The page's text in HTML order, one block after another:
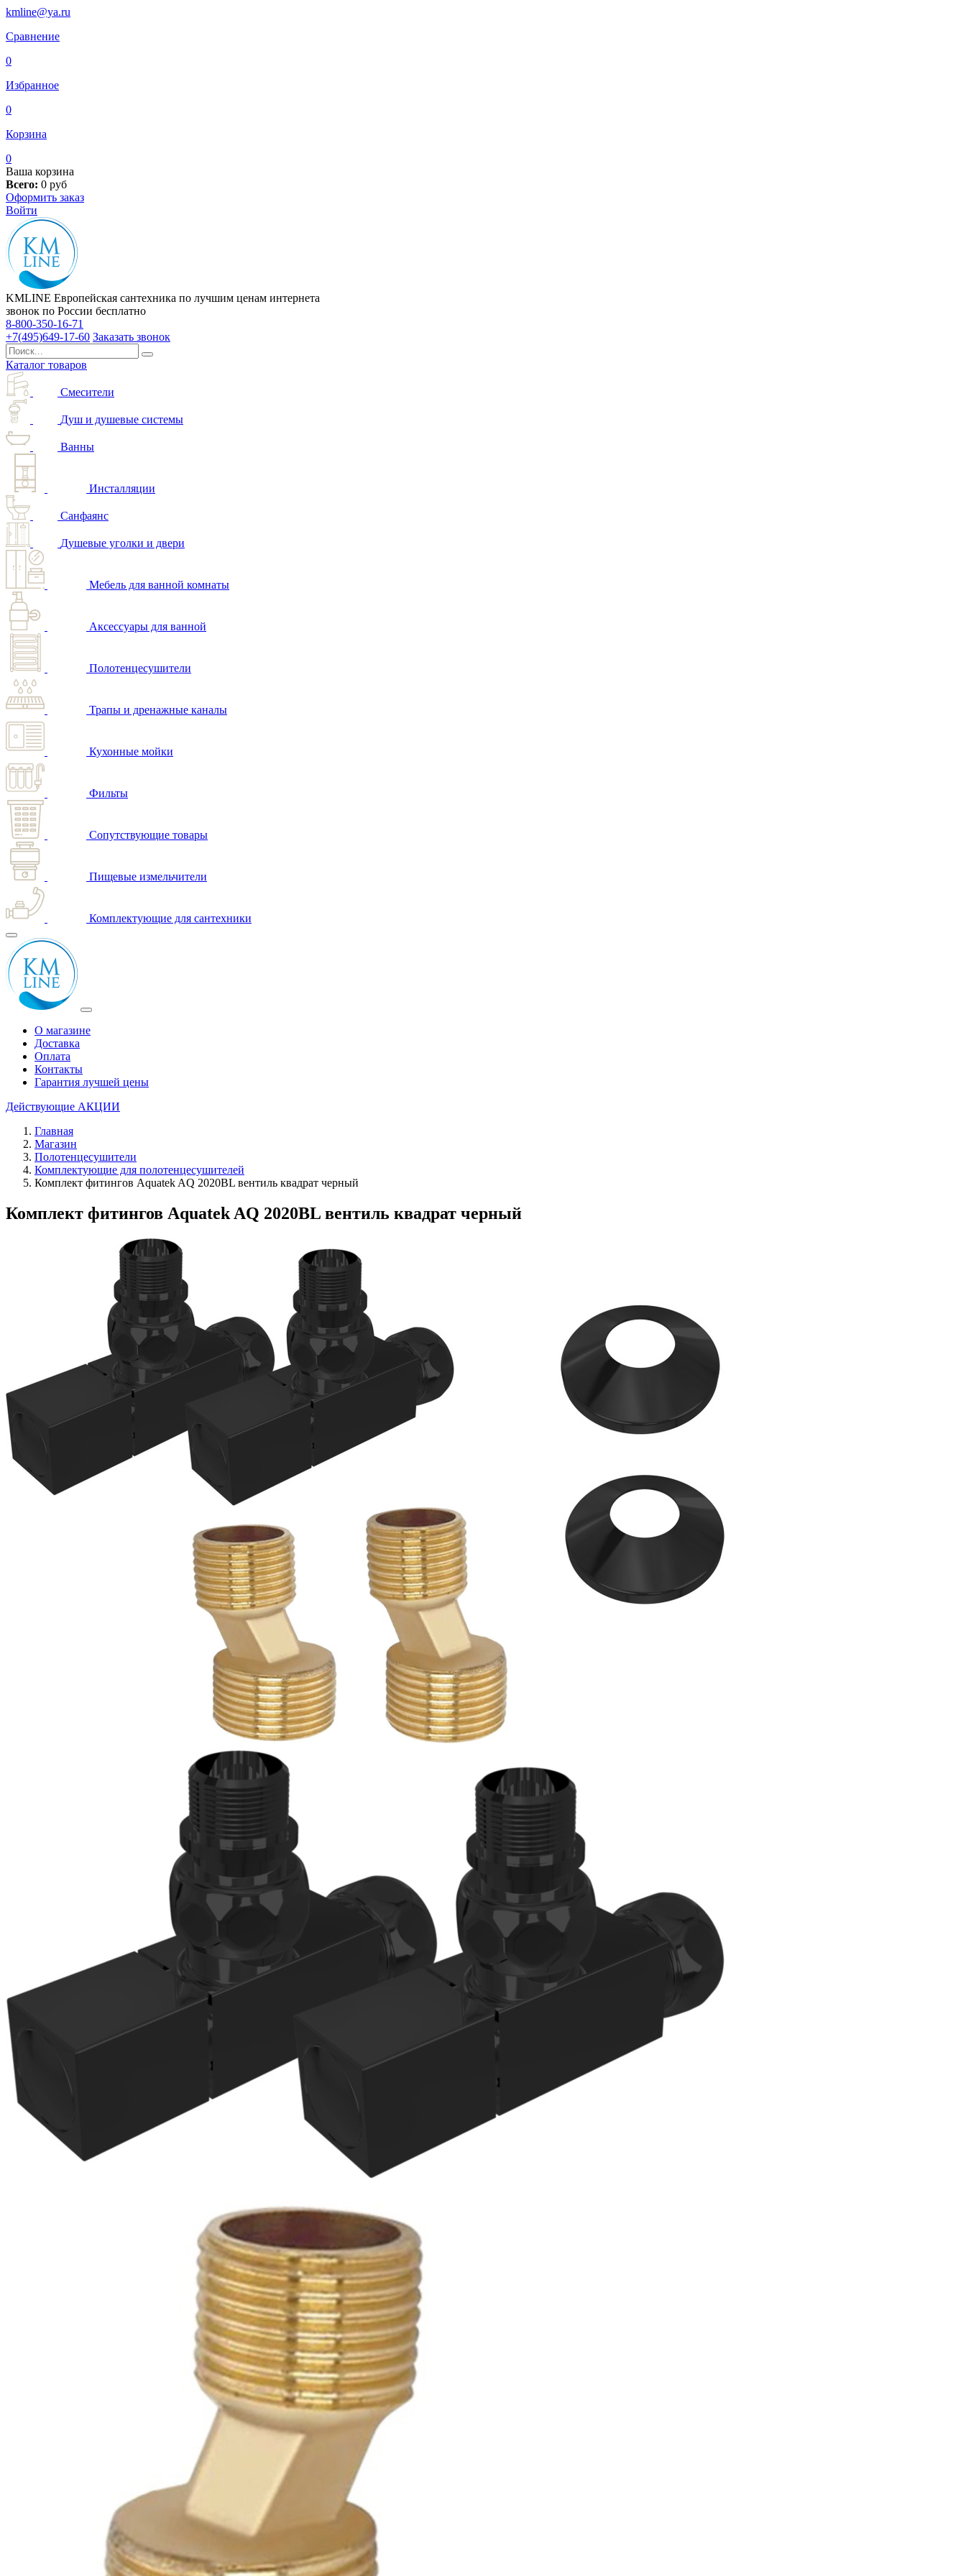
kmline@ya.ru
Сравнение
0
Избранное
0
Корзина
0
Ваша корзина
Всего: 0 руб
Оформить заказ
Войти
KMLINE Европейская сантехника по лучшим ценам интернета
звонок по России бесплатно
8-800-350-16-71
+7(495)649-17-60 Заказать звонок
Каталог товаров
Смесители
Душ и душевые системы
Ванны
Инсталляции
Санфаянс
Душевые уголки и двери
Мебель для ванной комнаты
Аксессуары для ванной
Полотенцесушители
Трапы и дренажные каналы
Кухонные мойки
Фильты
Сопутствующие товары
Пищевые измельчители
Комплектующие для сантехники
О магазине
Доставка
Оплата
Контакты
Гарантия лучшей цены
Действующие АКЦИИ
Главная
Магазин
Полотенцесушители
Комплектующие для полотенцесушителей
Комплект фитингов Aquatek AQ 2020BL вентиль квадрат черный
Комплект фитингов Aquatek AQ 2020BL вентиль квадрат черный